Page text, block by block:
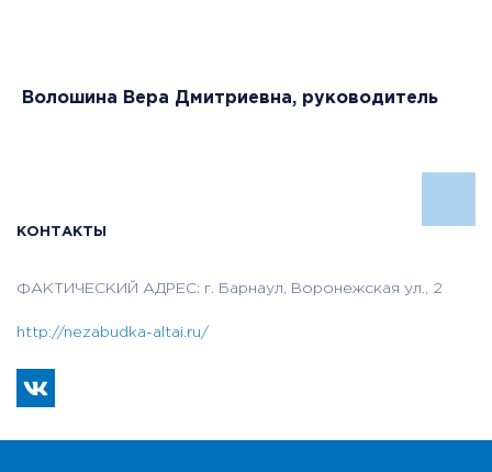
Волошина Вера Дмитриевна, руководитель
КОНТАКТЫ
ФАКТИЧЕСКИЙ АДРЕС: г. Барнаул, Воронежская ул., 2
http://nezabudka-altai.ru/